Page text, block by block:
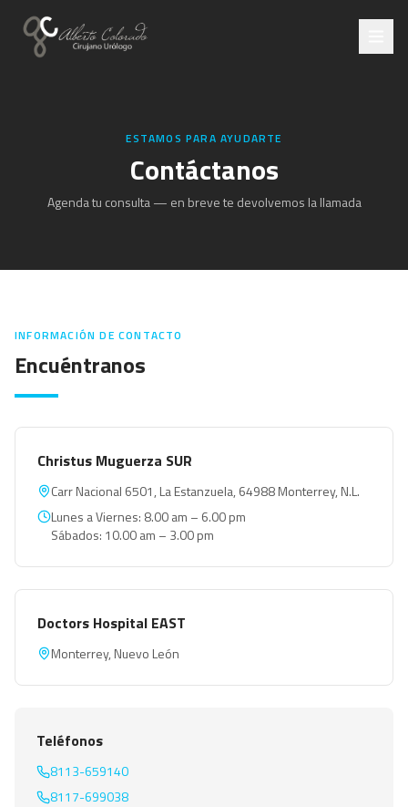
ESTAMOS PARA AYUDARTE
Contáctanos
Agenda tu consulta — en breve te devolvemos la llamada
INFORMACIÓN DE CONTACTO
Encuéntranos
Christus Muguerza SUR
Carr Nacional 6501, La Estanzuela, 64988 Monterrey, N.L.
Lunes a Viernes: 8.00 am – 6.00 pm
Sábados: 10.00 am – 3.00 pm
Doctors Hospital EAST
Monterrey, Nuevo León
Teléfonos
8113-659140
8117-699038